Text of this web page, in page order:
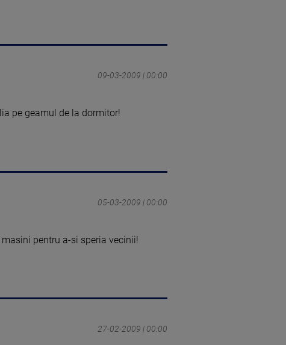
09-03-2009 | 00:00
pe geamul de la dormitor!
05-03-2009 | 00:00
pentru a-si speria vecinii!
27-02-2009 | 00:00